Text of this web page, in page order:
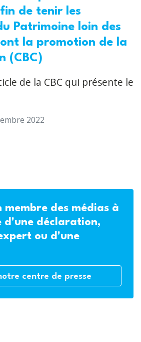
de tenir les
Patrimoine loin des
la promotion de la
(CBC)
de la CBC qui présente le
2022
membre des médias à
d'une déclaration,
ou d'une
centre de presse